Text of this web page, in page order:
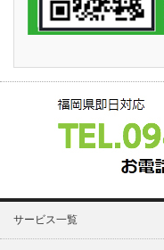
サービス一覧